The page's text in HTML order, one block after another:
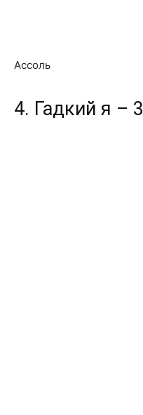
Ассоль
4. Гадкий я – 3